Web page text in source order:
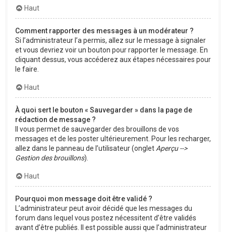
Haut
Comment rapporter des messages à un modérateur ?
Si l’administrateur l’a permis, allez sur le message à signaler
et vous devriez voir un bouton pour rapporter le message. En
cliquant dessus, vous accéderez aux étapes nécessaires pour
le faire.
Haut
À quoi sert le bouton « Sauvegarder » dans la page de
rédaction de message ?
Il vous permet de sauvegarder des brouillons de vos
messages et de les poster ultérieurement. Pour les recharger,
allez dans le panneau de l’utilisateur (onglet Aperçu -->
Gestion des brouillons).
Haut
Pourquoi mon message doit être validé ?
L’administrateur peut avoir décidé que les messages du
forum dans lequel vous postez nécessitent d’être validés
avant d’être publiés. Il est possible aussi que l’administrateur